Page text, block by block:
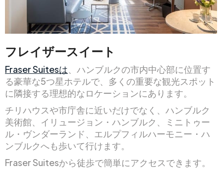
フレイザースイート
Fraser Suitesは、ハンブルクの市内中心部に位置す
る豪華な5つ星ホテルで、多くの重要な観光スポット
に隣接する理想的なロケーションにあります。
チリハウスや市庁舎に近いだけでなく、ハンブルク
美術館、イリュージョン・ハンブルク、ミニトゥー
ル・ヴンダーランド、エルプフィルハーモニー・ハ
ンブルクへも歩いて行けます。
Fraser Suitesから徒歩で簡単にアクセスできます。